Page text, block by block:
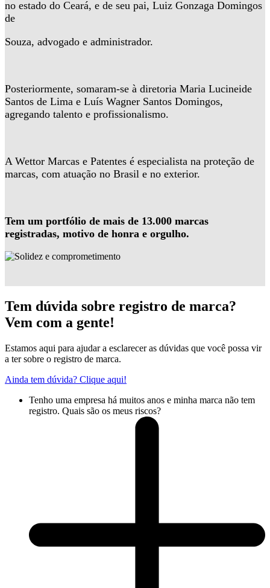
no estado do Ceará, e de seu pai, Luiz Gonzaga Domingos
de
Souza, advogado e administrador.
Posteriormente, somaram-se à diretoria Maria Lucineide
Santos de Lima e Luís Wagner Santos Domingos,
agregando talento e profissionalismo.
A Wettor Marcas e Patentes é especialista na proteção de
marcas, com atuação no Brasil e no exterior.
Tem um portfólio de mais de 13.000 marcas
registradas, motivo de honra e orgulho.
Tem dúvida sobre registro de marca?
Vem com a gente!
Estamos aqui para ajudar a esclarecer as dúvidas que você possa vir
a ter sobre o registro de marca.
Ainda tem dúvida? Clique aqui!
Tenho uma empresa há muitos anos e minha marca não tem
registro. Quais são os meus riscos?